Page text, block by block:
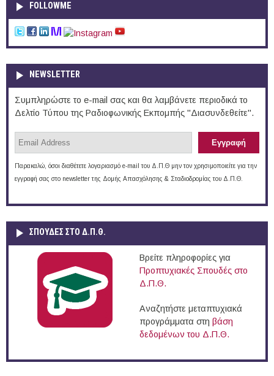
FOLLOWME
NEWSLETTER
Συμπληρώστε το e-mail σας και θα λαμβάνετε περιοδικά το
Δελτίο Τύπου της Ραδιοφωνικής Εκπομπής "Διασυνδεθείτε".
Παρακαλώ, όσοι διαθέτετε λογαριασμό e-mail του Δ.Π.Θ μην τον χρησιμοποιείτε για την
εγγραφή σας στο newsletter της Δομής Απασχόλησης & Σταδιοδρομίας του Δ.Π.Θ.
ΣΠΟΥΔΈΣ ΣΤΟ Δ.Π.Θ.
Βρείτε πληροφορίες για
Προπτυχιακές Σπουδές στο
Δ.Π.Θ.
Αναζητήστε μεταπτυχιακά
προγράμματα στη βάση
δεδομένων του Δ.Π.Θ.